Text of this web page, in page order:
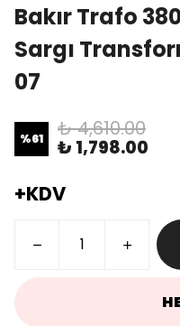
Bakır Trafo
Sargı
07
%61 ₺ 4,610.00
₺ 1,798.00
+KDV